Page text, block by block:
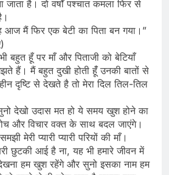
जाता है। दो वर्षों पश्चात कमला फिर से
आज मैं फिर एक बेटी का पिता बन गया।”
बहुत हूँ पर माँ और पिताजी को बेटियाँ
हैं। मैं बहुत दुखी होती हूंँ उनकी बातों से
दृष्टि से देखते है तो मेरा दिल तिल-तिल
देखो उदास मत हो ये समय खुश होने का
और विचार वक्त के साथ बदल जाएंगे।
मेरी प्यारी प्यारी परियों की माँ।
छुटकी आई है ना, यह भी हमारे जीवन में
हम खुश रहेंगे और सुनो इसका नाम हम